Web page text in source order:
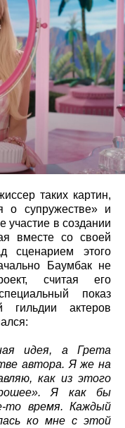
таких картин,
о супружестве» и
в создании
вместе со своей
сценарием этого
Баумбак не
считая его
показ
актеров
идея, а Грета
автора. Я же на
как из этого
Я как бы
то время. Каждый
ко мне с этой